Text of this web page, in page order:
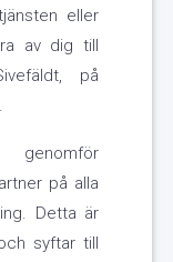
eller
av dig till
på
på alla
Detta är
syftar till